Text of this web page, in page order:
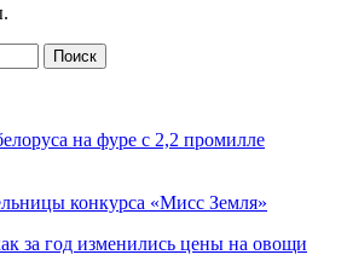
на фуре с 2,2 промилле
конкурса «Мисс Земля»
за год изменились цены на овощи